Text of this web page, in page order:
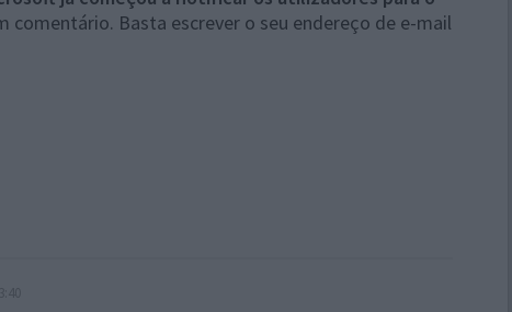
comentário. Basta escrever o seu endereço de e-mail